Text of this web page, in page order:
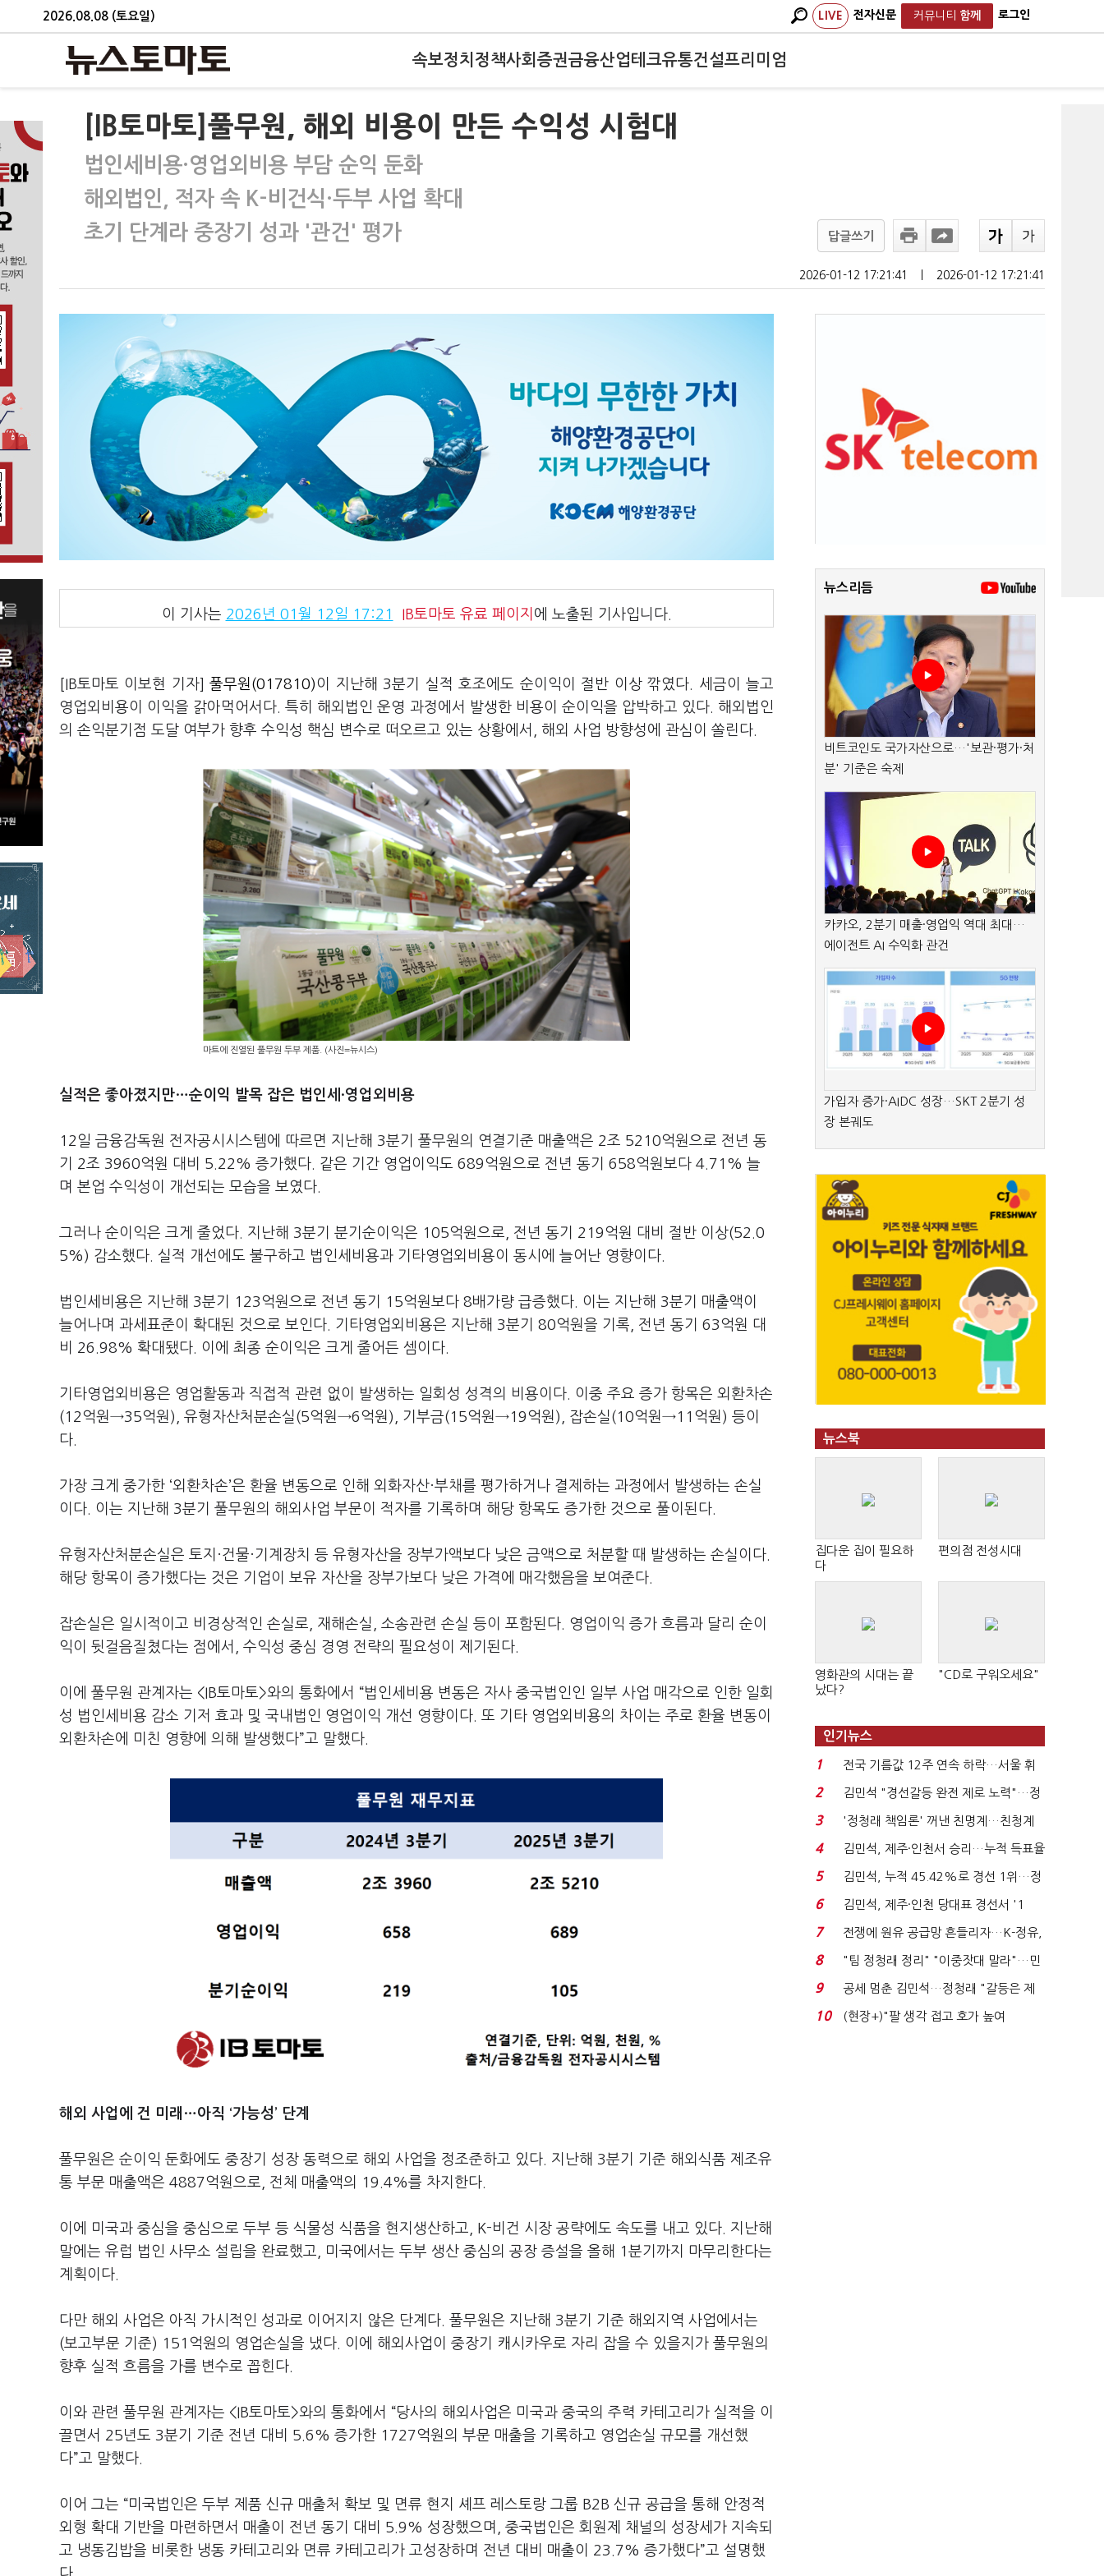
2026.08.08 (토요일) LIVE 전자신문 커뮤니티 함께 로그인
속보정치 정책사회 증권금융산업테크유통건설프리미엄
[IB토마토]풀무원, 해외 비용이 만든 수익성 시험대
법인세비용·영업외비용 부담 순익 둔화
해외법인, 적자 속 K-비건식·두부 사업 확대
초기 단계라 중장기 성과 '관건' 평가
답글쓰기
2026-01-12 17:21:41 2026-01-12 17:21:41
이 기사는 2026년 01월 12일 17:21 IB토마토 유료 페이지 에 노출된 기사입니다.
[IB토마토 이보현 기자]풀무원(017810)이 지난해 3분기 실적 호조에도 순이익이 절반 이상 깎였다. 세금이 늘고
영업외비용이 이익을 갉아먹어서다. 특히 해외법인 운영 과정에서 발생한 비용이 순이익을 압박하고 있다. 해외법인
의 손익분기점 도달 여부가 향후 수익성 핵심 변수로 떠오르고 있는 상황에서, 해외 사업 방향성에 관심이 쏠린다.
마트에 진열된 풀무원 두부 제품. (사진=뉴시스)
실적은 좋아졌지만…순이익 발목 잡은 법인세·영업외비용
12일 금융감독원 전자공시시스템에 따르면 지난해 3분기 풀무원의 연결기준 매출액은 2조 5210억원으로 전년 동
기 2조 3960억원 대비 5.22% 증가했다. 같은 기간 영업이익도 689억원으로 전년 동기 658억원보다 4.71% 늘
며 본업 수익성이 개선되는 모습을 보였다.
그러나 순이익은 크게 줄었다. 지난해 3분기 분기순이익은 105억원으로, 전년 동기 219억원 대비 절반 이상(52.0
5%) 감소했다. 실적 개선에도 불구하고 법인세비용과 기타영업외비용이 동시에 늘어난 영향이다.
법인세비용은 지난해 3분기 123억원으로 전년 동기 15억원보다 8배가량 급증했다. 이는 지난해 3분기 매출액이
늘어나며 과세표준이 확대된 것으로 보인다. 기타영업외비용은 지난해 3분기 80억원을 기록, 전년 동기 63억원 대
비 26.98% 확대됐다. 이에 최종 순이익은 크게 줄어든 셈이다.
기타영업외비용은 영업활동과 직접적 관련 없이 발생하는 일회성 성격의 비용이다. 이중 주요 증가 항목은 외환차손
(12억원→35억원), 유형자산처분손실(5억원→6억원), 기부금(15억원→19억원), 잡손실(10억원→11억원) 등이
다.
가장 크게 중가한 ‘외환차손’은 환율 변동으로 인해 외화자산·부채를 평가하거나 결제하는 과정에서 발생하는 손실
이다. 이는 지난해 3분기 풀무원의 해외사업 부문이 적자를 기록하며 해당 항목도 증가한 것으로 풀이된다.
유형자산처분손실은 토지·건물·기계장치 등 유형자산을 장부가액보다 낮은 금액으로 처분할 때 발생하는 손실이다.
해당 항목이 증가했다는 것은 기업이 보유 자산을 장부가보다 낮은 가격에 매각했음을 보여준다.
잡손실은 일시적이고 비경상적인 손실로, 재해손실, 소송관련 손실 등이 포함된다. 영업이익 증가 흐름과 달리 순이
익이 뒷걸음질쳤다는 점에서, 수익성 중심 경영 전략의 필요성이 제기된다.
이에 풀무원 관계자는 <IB토마토>와의 통화에서 “법인세비용 변동은 자사 중국법인인 일부 사업 매각으로 인한 일회
성 법인세비용 감소 기저 효과 및 국내법인 영업이익 개선 영향이다. 또 기타 영업외비용의 차이는 주로 환율 변동이
외환차손에 미친 영향에 의해 발생했다”고 말했다.
해외 사업에 건 미래…아직 ‘가능성’ 단계
풀무원은 순이익 둔화에도 중장기 성장 동력으로 해외 사업을 정조준하고 있다. 지난해 3분기 기준 해외식품 제조유
통 부문 매출액은 4887억원으로, 전체 매출액의 19.4%를 차지한다.
이에 미국과 중심을 중심으로 두부 등 식물성 식품을 현지생산하고, K-비건 시장 공략에도 속도를 내고 있다. 지난해
말에는 유럽 법인 사무소 설립을 완료했고, 미국에서는 두부 생산 중심의 공장 증설을 올해 1분기까지 마무리한다는
계획이다.
다만 해외 사업은 아직 가시적인 성과로 이어지지 않은 단계다. 풀무원은 지난해 3분기 기준 해외지역 사업에서는
(보고부문 기준) 151억원의 영업손실을 냈다. 이에 해외사업이 중장기 캐시카우로 자리 잡을 수 있을지가 풀무원의
향후 실적 흐름을 가를 변수로 꼽힌다.
이와 관련 풀무원 관계자는 <IB토마토>와의 통화에서 “당사의 해외사업은 미국과 중국의 주력 카테고리가 실적을 이
끌면서 25년도 3분기 기준 전년 대비 5.6% 증가한 1727억원의 부문 매출을 기록하고 영업손실 규모를 개선했
다”고 말했다.
이어 그는 “미국법인은 두부 제품 신규 매출처 확보 및 면류 현지 셰프 레스토랑 그룹 B2B 신규 공급을 통해 안정적
외형 확대 기반을 마련하면서 매출이 전년 동기 대비 5.9% 성장했으며, 중국법인은 회원제 채널의 성장세가 지속되
고 냉동김밥을 비롯한 냉동 카테고리와 면류 카테고리가 고성장하며 전년 대비 매출이 23.7% 증가했다”고 설명했
뉴스리듬
비트코인도 국가자산으로…'보관·평가·처
분' 기준은 숙제
카카오, 2분기 매출·영업익 역대 최대…
에이전트 AI 수익화 관건
가입자 증가·AIDC 성장…SKT 2분기 성
장 본궤도
뉴스북
집다운 집이 필요하
다
편의점 전성시대
영화관의 시대는 끝
났다?
"CD로 구워오세요"
인기뉴스
1
전국 기름값 12주 연속 하락…서울 휘
발윳값 1909원...
2
김민석 "경선갈등 완전 제로 노력"…정
청래 "반명 공세 사...
3
'정청래 책임론' 꺼낸 친명계…친청계
는 추가투표 때리기...
4
김민석, 제주·인천서 승리…누적 득표율
'1위 탈환'(종합)...
5
김민석, 누적 45.42%로 경선 1위…정
청래와 격차 0.86%p(...
6
김민석, 제주·인천 당대표 경선서 '1
위'(1보)...
7
전쟁에 원유 공급망 흔들리자…K-정유,
에너지안보 핵심...
8
"팀 정청래 정리" "이중잣대 말라"…민
주 최고위원 계파 다...
9
공세 멈춘 김민석…정청래 "갈등은 제
가 수습"
10
(현장+)"팔 생각 접고 호가 높여